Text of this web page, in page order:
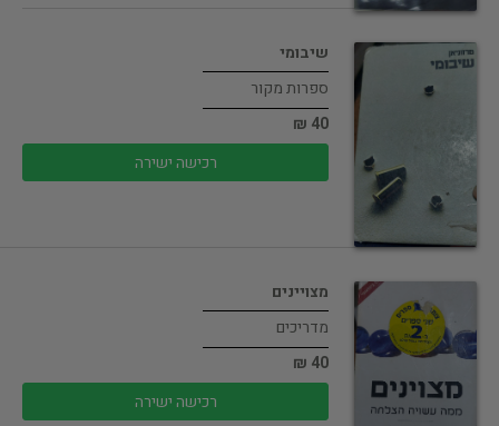
שיבומי
ספרות מקור
40 ₪
רכישה ישירה
מצויינים
מדריכים
40 ₪
רכישה ישירה